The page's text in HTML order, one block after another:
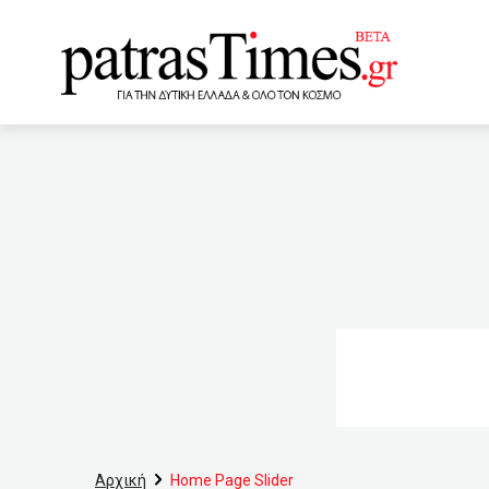
Αρχική Home Page Slider